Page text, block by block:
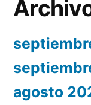
agosto